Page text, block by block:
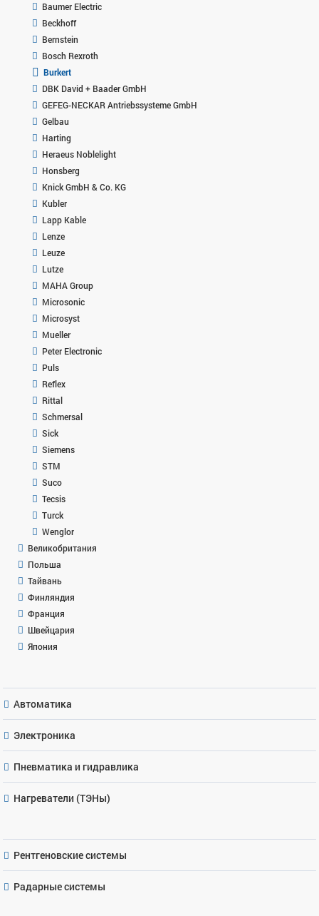
Baumer Electric
Beckhoff
Bernstein
Bosch Rexroth
Burkert
DBK David + Baader GmbH
GEFEG-NECKAR Antriebssysteme GmbH
Gelbau
Harting
Heraeus Noblelight
Honsberg
Knick GmbH & Co. KG
Kubler
Lapp Kable
Lenze
Leuze
Lutze
MAHA Group
Microsonic
Microsyst
Mueller
Peter Electronic
Puls
Reflex
Rittal
Schmersal
Sick
Siemens
STM
Suco
Tecsis
Turck
Wenglor
Великобритания
Польша
Тайвань
Финляндия
Франция
Швейцария
Япония
Автоматика
Электроника
Пневматика и гидравлика
Нагреватели (ТЭНы)
Рентгеновские системы
Радарные системы